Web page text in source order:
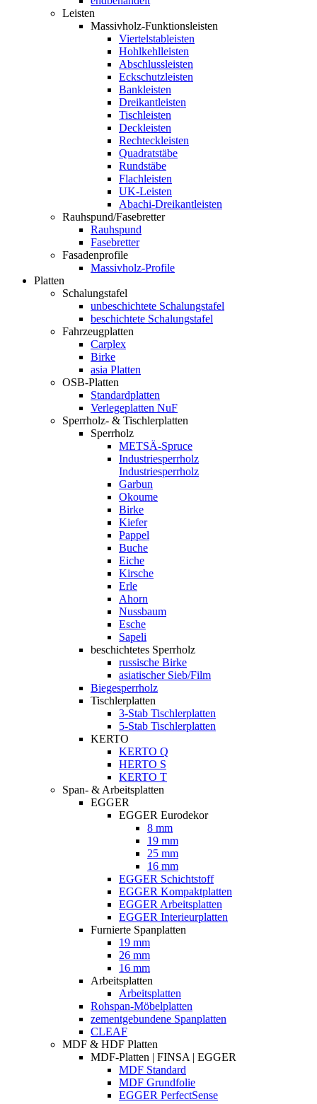
Leisten
Massivholz-Funktionsleisten
Viertelstableisten
Hohlkehlleisten
Abschlussleisten
Eckschutzleisten
Bankleisten
Dreikantleisten
Tischleisten
Deckleisten
Rechteckleisten
Quadratstäbe
Rundstäbe
Flachleisten
UK-Leisten
Abachi-Dreikantleisten
Rauhspund/Fasebretter
Rauhspund
Fasebretter
Fasadenprofile
Massivholz-Profile
Platten
Schalungstafel
unbeschichtete Schalungstafel
beschichtete Schalungstafel
Fahrzeugplatten
Carplex
Birke
asia Platten
OSB-Platten
Standardplatten
Verlegeplatten NuF
Sperrholz- & Tischlerplatten
Sperrholz
METSÄ-Spruce
Industriesperrholz
Industriesperrholz
Garbun
Okoume
Birke
Kiefer
Pappel
Buche
Eiche
Kirsche
Erle
Ahorn
Nussbaum
Esche
Sapeli
beschichtetes Sperrholz
russische Birke
asiatischer Sieb/Film
Biegesperrholz
Tischlerplatten
3-Stab Tischlerplatten
5-Stab Tischlerplatten
KERTO
KERTO Q
HERTO S
KERTO T
Span- & Arbeitsplatten
EGGER
EGGER Eurodekor
8 mm
19 mm
25 mm
16 mm
EGGER Schichtstoff
EGGER Kompaktplatten
EGGER Arbeitsplatten
EGGER Interieurplatten
Furnierte Spanplatten
19 mm
26 mm
16 mm
Arbeitsplatten
Arbeitsplatten
Rohspan-Möbelplatten
zementgebundene Spanplatten
CLEAF
MDF & HDF Platten
MDF-Platten | FINSA | EGGER
MDF Standard
MDF Grundfolie
EGGER PerfectSense